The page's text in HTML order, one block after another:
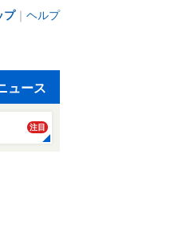
プ｜ ヘルプ
ュース
注目